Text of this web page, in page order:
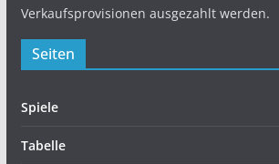
Verkaufsprovisionen ausgezahlt werden.
Seiten
Spiele
Tabelle